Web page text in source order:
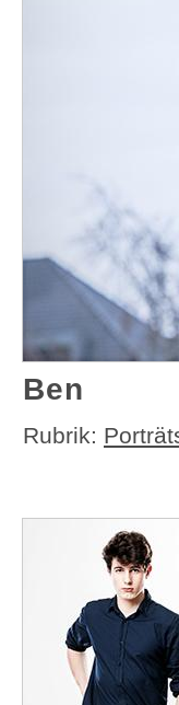
Ben
Rubrik: